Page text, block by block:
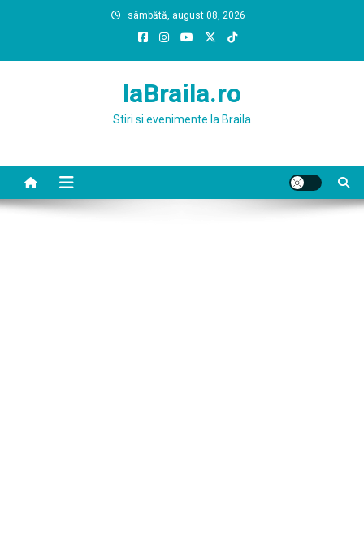
sâmbătă, august 08, 2026
laBraila.ro
Stiri si evenimente la Braila